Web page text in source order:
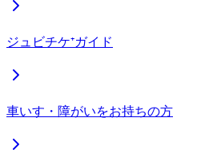
ジュビチケ⁺ガイド
車いす・障がいをお持ちの方